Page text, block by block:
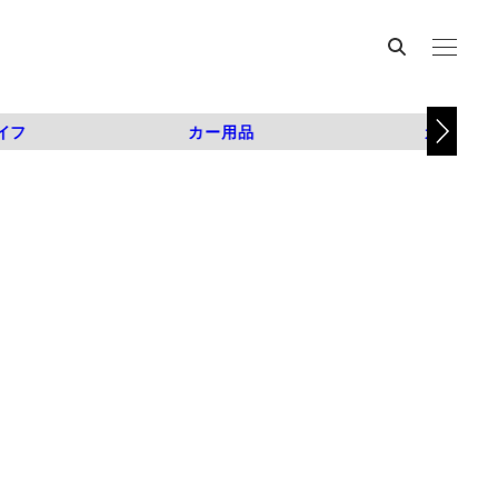
フ カー用品 カスタム